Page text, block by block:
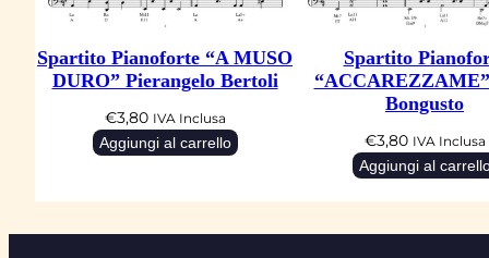
Spartito Pianoforte “A MUSO
DURO” Pierangelo Bertoli
€3,80 IVA Inclusa
Aggiungi al carrello
Spartito
Bongusto
€3,80 IVA Inclusa
Aggiungi al